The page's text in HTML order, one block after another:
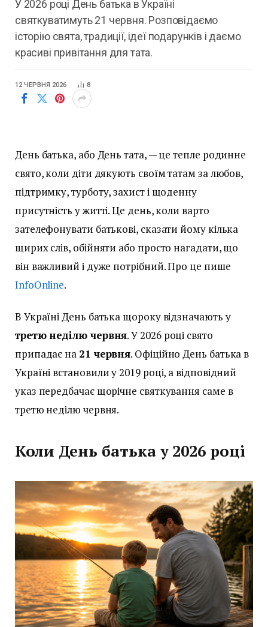
У 2026 році День батька в Україні
святкуватимуть 21 червня. Розповідаємо
історію свята, традиції, ідеї подарунків і даємо
красиві привітання для тата.
12 ЧЕРВНЯ 2026 8
День батька, або День тата, — це тепле родинне
свято, коли діти дякують своїм татам за любов,
підтримку, турботу, захист і щоденну
присутність у житті. Це день, коли варто
зателефонувати батькові, сказати йому кілька
щирих слів, обійняти або просто нагадати, що
він важливий і дуже потрібний. Про це пише
InfoOnline.
В Україні День батька щороку відзначають у
третю неділю червня. У 2026 році свято
припадає на 21 червня. Офіційно День батька в
Україні встановили у 2019 році, а відповідний
указ передбачає щорічне святкування саме в
третю неділю червня.
Коли День батька у 2026 році